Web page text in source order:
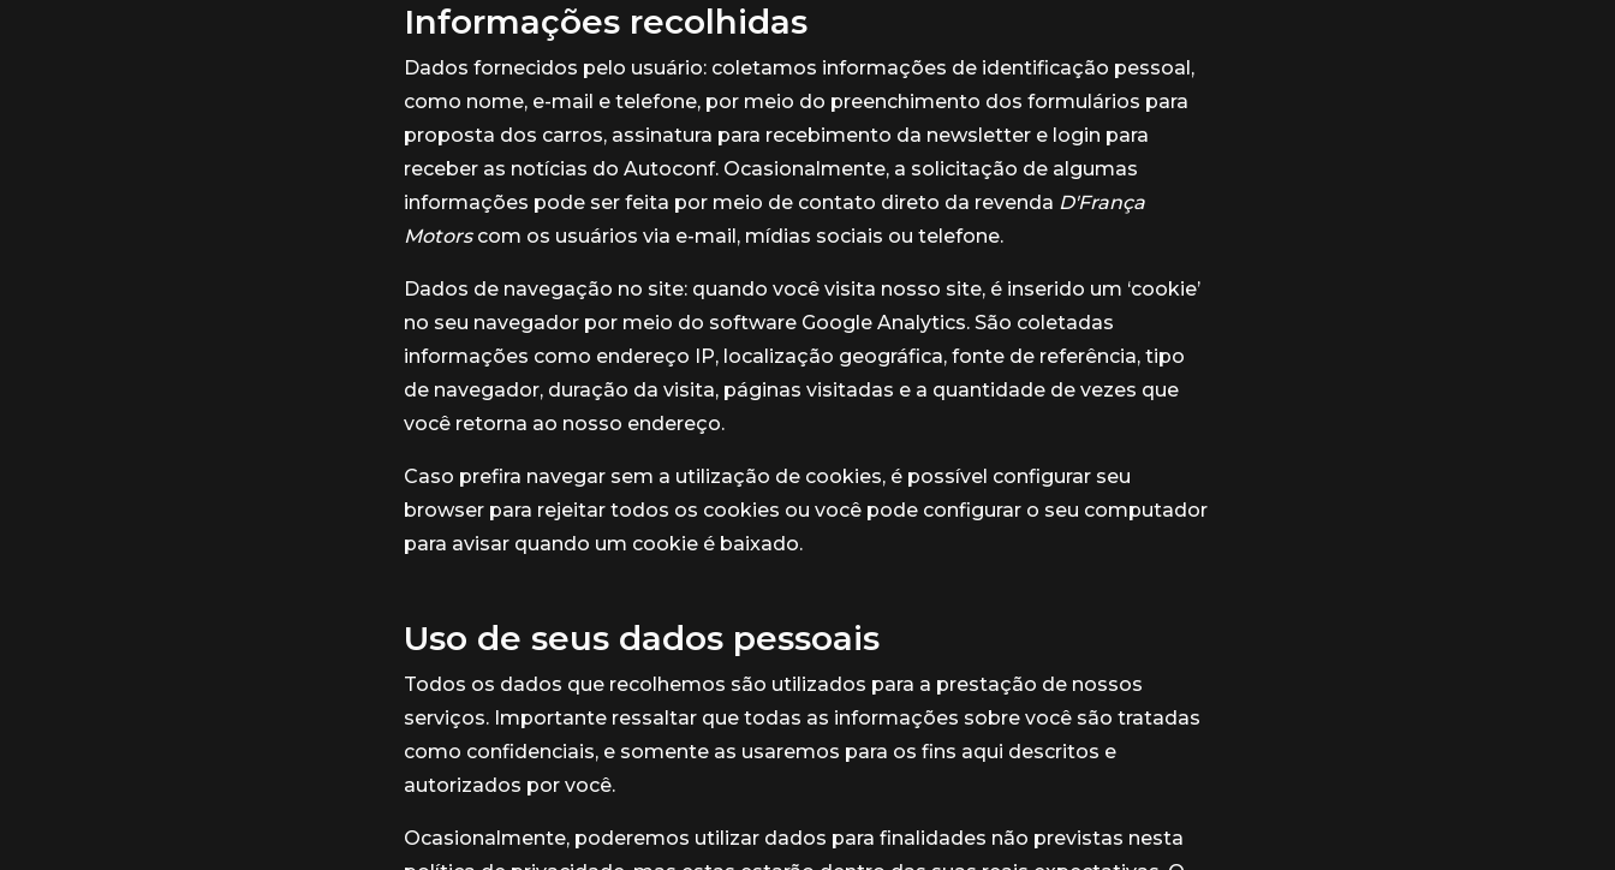
Informações recolhidas
Dados fornecidos pelo usuário: coletamos informações de identificação pessoal,
como nome, e-mail e telefone, por meio do preenchimento dos formulários para
proposta dos carros, assinatura para recebimento da newsletter e login para
receber as notícias do Autoconf. Ocasionalmente, a solicitação de algumas
informações pode ser feita por meio de contato direto da revenda D'França
Motorscom os usuários via e-mail, mídias sociais ou telefone.
Dados de navegação no site: quando você visita nosso site, é inserido um ‘cookie’
no seu navegador por meio do software Google Analytics. São coletadas
informações como endereço IP, localização geográfica, fonte de referência, tipo
de navegador, duração da visita, páginas visitadas e a quantidade de vezes que
você retorna ao nosso endereço.
Caso prefira navegar sem a utilização de cookies, é possível configurar seu
browser para rejeitar todos os cookies ou você pode configurar o seu computador
para avisar quando um cookie é baixado.
Uso de seus dados pessoais
Todos os dados que recolhemos são utilizados para a prestação de nossos
serviços. Importante ressaltar que todas as informações sobre você são tratadas
como confidenciais, e somente as usaremos para os fins aqui descritos e
autorizados por você.
Ocasionalmente, poderemos utilizar dados para finalidades não previstas nesta